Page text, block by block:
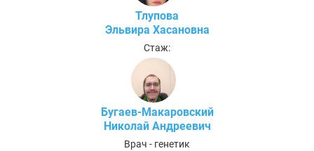
Тлупова
Эльвира Хасановна
Стаж:
Бугаев-Макаровский
Николай Андреевич
Врач - генетик